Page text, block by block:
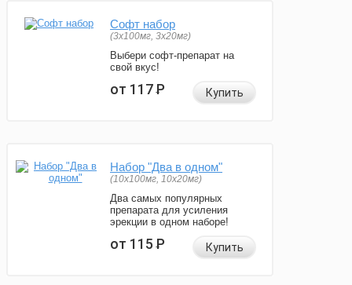
Софт набор
(3x100мг, 3x20мг)
Выбери софт-препарат на
свой вкус!
от 117Р Купить
Набор "Два в одном"
(10x100мг, 10x20мг)
Два самых популярных
препарата для усиления
эрекции в одном наборе!
от 115Р Купить